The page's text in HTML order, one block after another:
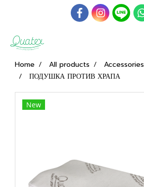
Home All products
Accessories
ПОДУШКА ПРОТИВ ХРАПА
New